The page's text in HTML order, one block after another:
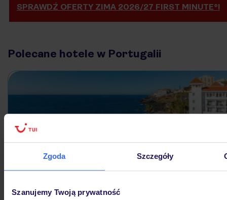
Zgoda Szczegóły
Szanujemy Twoją prywatność
SPRAWDŹ OFERTY ZIMA 2026/27 FIRST MINUTE®!
Polecane hotele w Portugalii